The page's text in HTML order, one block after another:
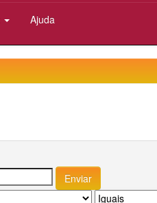
Ajuda